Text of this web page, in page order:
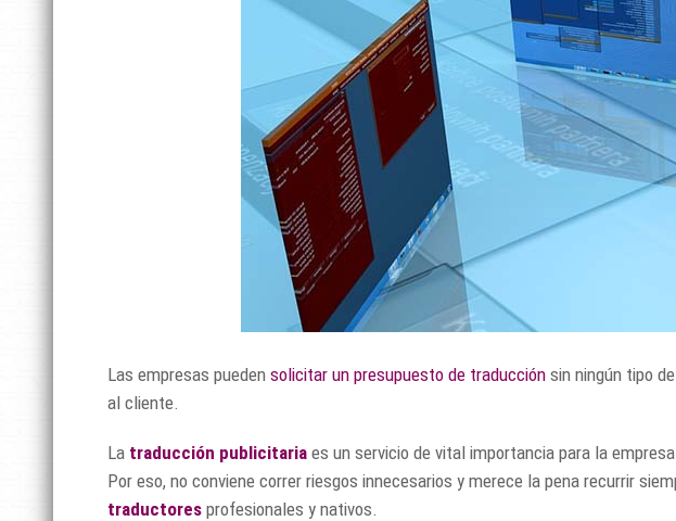
Las empresas pueden solicitar un presupuesto de traducciónsin ningún tipo
al cliente.
Latraducción publicitaria es un servicio de vital importancia para la
Por eso, no conviene correr riesgos innecesarios y merece la pena recurrir
traductoresprofesionales y nativos.